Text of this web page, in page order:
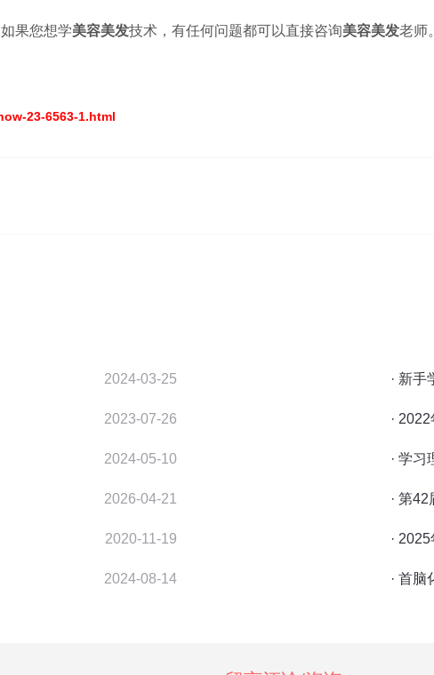
果您想学美容美发技术，有任何问题都可以直接咨询美容美发老师
23-6563-1.html
2024-03-25
2023-07-26
2024-05-10
2026-04-21
2020-11-19
2024-08-14
· 新
·
· 学
· 第
·
· 首